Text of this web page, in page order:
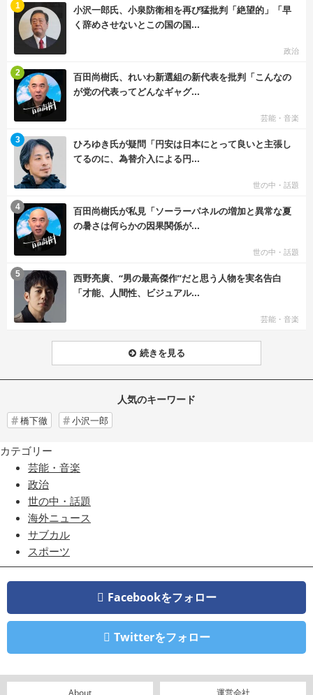
小沢一郎氏、小泉防衛相を再び猛批判「絶望的」「早
く辞めさせないとこの国の国...
政治
1
百田尚樹氏、れいわ新選組の新代表を批判「こんなの
が党の代表ってどんなギャグ...
芸能・音楽
2
ひろゆき氏が疑問「円安は日本にとって良いと主張し
てるのに、為替介入による円...
世の中・話題
3
百田尚樹氏が私見「ソーラーパネルの増加と異常な夏
の暑さは何らかの因果関係が...
世の中・話題
4
西野亮廣、“男の最高傑作”だと思う人物を実名告白
「才能、人間性、ビジュアル...
芸能・音楽
5
続きを見る
人気のキーワード
橋下徹 小沢一郎
カテゴリー
芸能・音楽
政治
世の中・話題
海外ニュース
サブカル
スポーツ
Facebookをフォロー
Twitterをフォロー